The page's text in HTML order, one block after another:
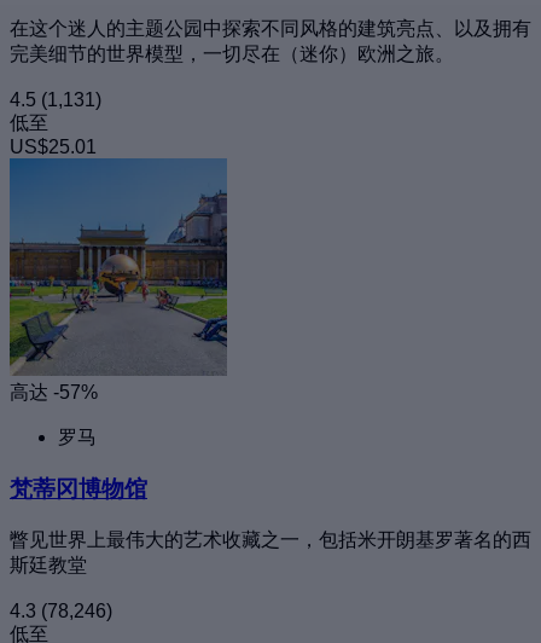
在这个迷人的主题公园中探索不同风格的建筑亮点、以及拥有
完美细节的世界模型，一切尽在（迷你）欧洲之旅。
4.5 (1,131)
低至
US$25.01
高达 -57%
罗马
梵蒂冈博物馆
瞥见世界上最伟大的艺术收藏之一，包括米开朗基罗著名的西
斯廷教堂
4.3 (78,246)
低至